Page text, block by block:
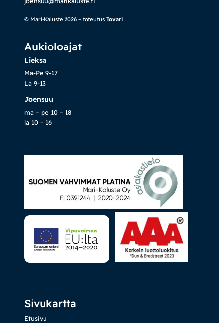
© Mari-Kaluste 2026 – toteutus Tovari
Aukioloajat
Lieksa
Ma-Pe 9-17
La 9-13
Joensuu
ma – pe 10 – 18
la 10 – 16
Sivukartta
Etusivu